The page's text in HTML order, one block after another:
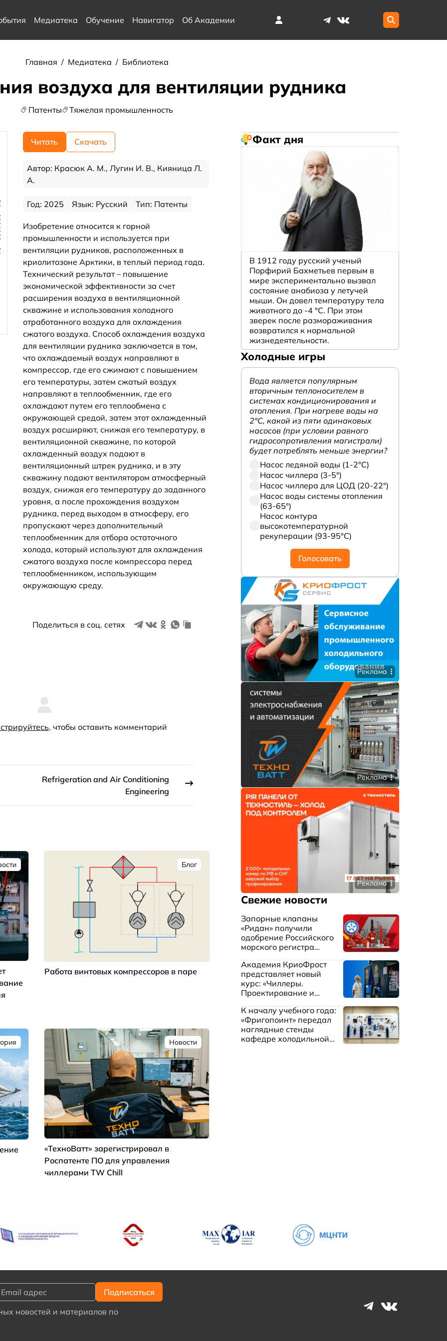
Медиатека Обучение Навигатор Об Академии
Главная / Медиатека / Библиотека
воздуха для вентиляции рудника
Патенты Тяжелая промышленность
Читать Скачать
Автор: Красюк А. М., Лугин И. В., Кияница Л.
А.
Год: 2025 Язык: Русский Тип: Патенты
Изобретение относится к горной
промышленности и используется при
вентиляции рудников, расположенных в
криолитозоне Арктики, в теплый период года.
Технический результат – повышение
экономической эффективности за счет
расширения воздуха в вентиляционной
скважине и использования холодного
отработанного воздуха для охлаждения
сжатого воздуха. Способ охлаждения воздуха
для вентиляции рудника заключается в том,
что охлаждаемый воздух направляют в
компрессор, где его сжимают с повышением
его температуры, затем сжатый воздух
направляют в теплообменник, где его
охлаждают путем его теплообмена с
окружающей средой, затем этот охлажденный
воздух расширяют, снижая его температуру, в
вентиляционной скважине, по которой
охлажденный воздух подают в
вентиляционный штрек рудника, и в эту
скважину подают вентилятором атмосферный
воздух, снижая его температуру до заданного
уровня, а после прохождения воздухом
рудника, перед выходом в атмосферу, его
пропускают через дополнительный
теплообменник для отбора остаточного
холода, который используют для охлаждения
сжатого воздуха после компрессора перед
теплообменником, использующим
окружающую среду.
Поделиться в соц. сетях
, чтобы оставить комментарий
Refrigeration and Air Conditioning
Engineering
Блог
Работа винтовых компрессоров в паре
Новости
«ТехноВатт» зарегистрировал в
Роспатенте ПО для управления
чиллерами TW Chill
Факт дня
В 1912 году русский ученый
Порфирий Бахметьев первым в
мире экспериментально вызвал
состояние анабиоза у летучей
мыши. Он довел температуру тела
животного до -4 °C. При этом
зверек после размораживания
возвратился к нормальной
жизнедеятельности.
Холодные игры
Вода является популярным
вторичным теплоносителем в
системах кондиционирования и
отопления. При нагреве воды на
2°С, какой из пяти одинаковых
насосов (при условии равного
гидросопротивления магистрали)
будет потреблять меньше энергии?
Насос ледяной воды (1-2°С)
Насос чиллера (3-5°)
Насос чиллера для ЦОД (20-22°)
Насос воды системы отопления
(63-65°)
Насос контура
высокотемпературной
рекуперации (93-95°С)
Голосовать
Реклама
Реклама
Реклама
Свежие новости
Запорные клапаны
«Ридан» получили
одобрение Российского
морского регистра
Академия КриоФрост
представляет новый
курс: «Чиллеры.
Проектирование и
охлаждения жидкостей»
К началу учебного года:
«Фригопоинт» передал
наглядные стенды
кафедре холодильной
новостей и материалов по